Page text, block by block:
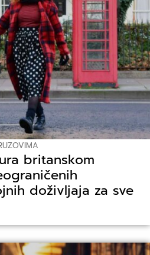
britanskom
doživljaja za sve